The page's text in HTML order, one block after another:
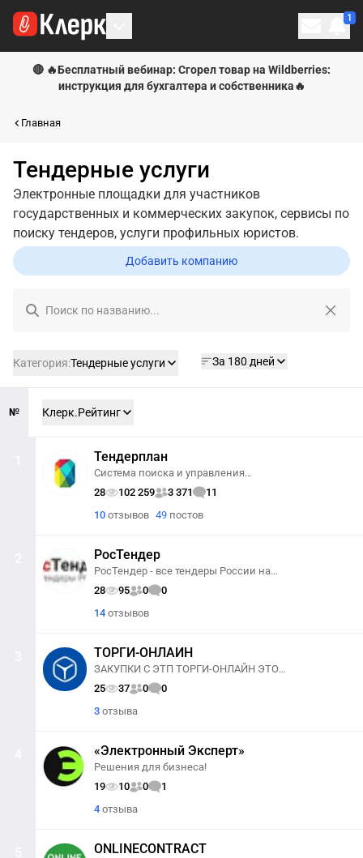
1
🔴 🔥Бесплатный вебинар: Сгорел товар на Wildberries:
инструкция для бухгалтера и собственника🔥
Главная
Тендерные услуги
Электронные площадки для участников
государственных и коммерческих закупок, сервисы по
поиску тендеров, услуги профильных юристов.
Добавить компанию
Поиск по названию...
Категория:Тендерные услуги За 180 дней
№ Клерк.Рейтинг
Тендерплан
Система поиска и управления
тендерами
28 102 259 3 371
11
10 отзывов 49 постов
РосТендер
РосТендер - все тендеры России на
одном сайте
28 95 0
0
14 отзывов
ТОРГИ-ОНЛАЙН
ЗАКУПКИ С ЭТП ТОРГИ-ОНЛАЙН ЭТО
ПРОСТО - от формирования плана
закупок до исполнения договоров
25 37 0
0
3 отзыва
«Электронный Эксперт»
Решения для бизнеса!
19
10 0
1
4 отзыва
ONLINECONTRACT